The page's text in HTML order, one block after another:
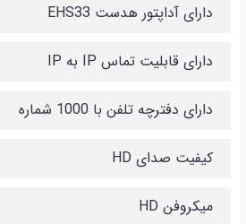
دارای آداپتور هدست EHS33
دارای قابلیت تماس IP به IP
دارای دفترچه تلفن با 1000 شماره
کیفیت صدای HD
میکروفن HD